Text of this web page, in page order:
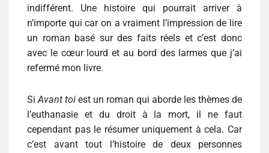
indifférent. Une histoire qui pourrait arriver à
n’importe qui car on a vraiment l’impression de lire
un roman basé sur des faits réels et c’est donc
avec le cœur lourd et au bord des larmes que j’ai
refermé mon livre.
SiAvant toi est un roman qui aborde les thèmes de
l’euthanasie et du droit à la mort, il ne faut
cependant pas le résumer uniquement à cela. Car
c’est avant tout l’histoire de deux personnes